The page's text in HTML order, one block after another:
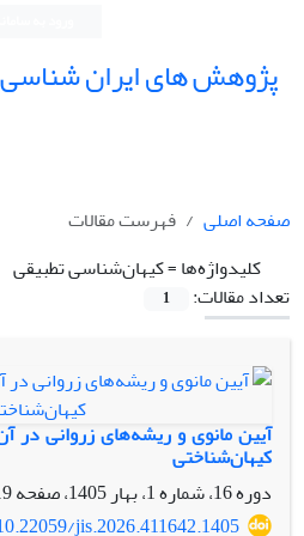
پژوهش های ایران شناسی
صفحه اصلی
فهرست مقالات
کلیدواژه‌ها =کیهان‌شناسی تطبیقی
تعداد مقالات:
1
آیین مانوی و ریشه‌های زروانی در
کیهان‌شناختی
دوره 16، شماره 1، بهار 1405، صفحه
jis.2026.411642.1405